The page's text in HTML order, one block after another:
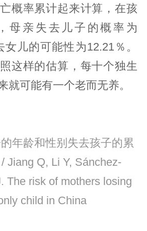
概率累计起来计算，在孩
母亲失去儿子的概率为
儿的可能性为12.21％。
这样的估算，每十个独生
就可能有一个老而无养。
年龄和性别失去孩子的累
Jiang Q, Li Y, Sánchez-
The risk of mothers losing
child in China